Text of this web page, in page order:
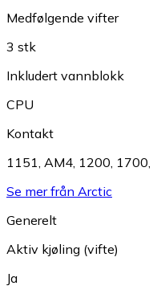
Medfølgende vifter
3 stk
Inkludert vannblokk
CPU
Kontakt
1151, AM4, 1200, 1700,
Se mer från Arctic
Generelt
Aktiv kjøling (vifte)
Ja